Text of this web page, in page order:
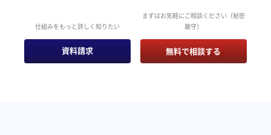
仕組みをもっと詳しく知りたい
資料請求
まずはお気軽にご相談ください（秘密
厳守）
無料で相談する